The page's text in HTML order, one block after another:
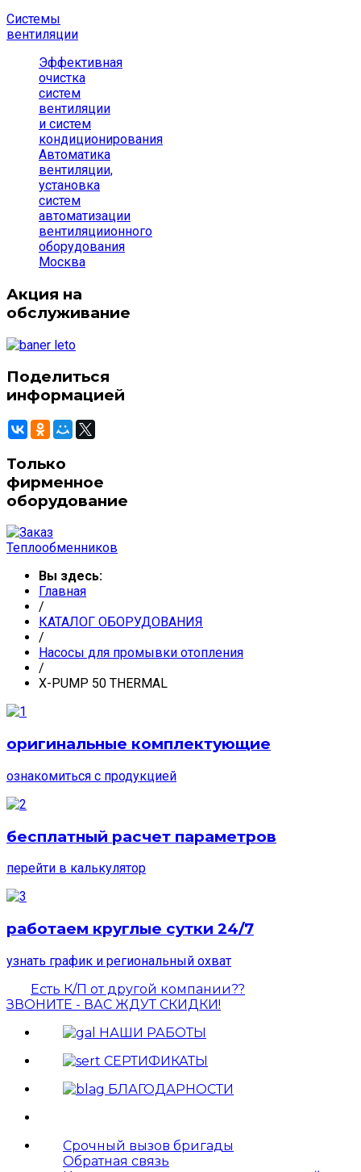
Системы
вентиляции
Эффективная
очистка
систем
вентиляции
и систем
кондиционирования
Автоматика
вентиляции,
установка
систем
автоматизации
вентиляциионного
оборудования
Москва
Акция на
обслуживание
Поделиться
информацией
Только
фирменное
оборудование
Вы здесь:
Главная
/
КАТАЛОГ ОБОРУДОВАНИЯ
/
Насосы для промывки отопления
/
X-PUMP 50 THERMAL
оригинальные комплектующие
ознакомиться с продукцией
бесплатный расчет параметров
перейти в калькулятор
работаем круглые сутки 24/7
узнать график и региональный охват
Есть К/П от другой компании??
ЗВОНИТЕ - ВАС ЖДУТ СКИДКИ!
НАШИ РАБОТЫ
СЕРТИФИКАТЫ
БЛАГОДАРНОСТИ
Срочный вызов бригады
Обратная связь